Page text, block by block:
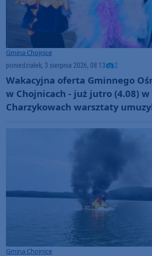
Gmina Chojnice
poniedziałek, 3 sierpnia 2026, 08:13 2
Wakacyjna oferta Gminnego
w Chojnicach - już jutro (4.08) w
Charzykowach warsztaty
Gmina Chojnice